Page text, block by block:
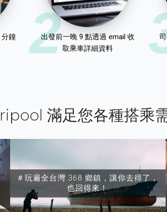
鐘
2
出發前一晚 9 點透過 email 收
取乘車詳細資料
滿足您各種搭乘
＃玩遍全台灣 368 鄉鎮，讓你去得了，
也回得來！